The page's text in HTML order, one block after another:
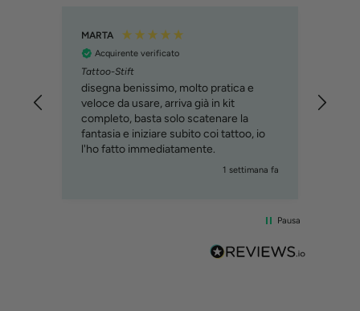
MARTA
Acquirente verificato
Tattoo-Stift
disegna benissimo, molto pratica e
veloce da usare, arriva già in kit
completo, basta solo scatenare la
fantasia e iniziare subito coi tattoo, io
l'ho fatto immediatamente.
1 settimana fa
Pausa